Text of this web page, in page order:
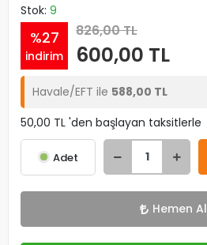
Stok: 9
%27
indirim
826,00 TL
600,00 TL
Havale/EFT ile 588,00 TL
50,00 TL 'den başlayan taksitlerle
Adet
Hemen Al